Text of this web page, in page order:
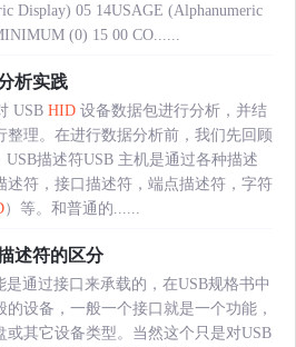
Display) 05 14USAGE (Alphanumeric
(0) 15 00 CO......
析实践
USB HID 设备数据包进行分析，并结
整理。在进行数据分析前，我们先回顾
描述符USB 主机是通过各种描述
述符，接口描述符，端点描述符，字符
）等。和普通的......
述符的区分
通过接口来承载的，在USB规格书中
设备，一般一个接口就是一个功能，
或其它设备类型。当然这个只是对USB